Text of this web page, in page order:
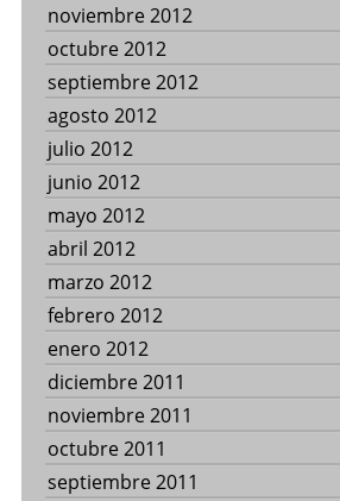
noviembre 2012
octubre 2012
septiembre 2012
agosto 2012
julio 2012
junio 2012
mayo 2012
abril 2012
marzo 2012
febrero 2012
enero 2012
diciembre 2011
noviembre 2011
octubre 2011
septiembre 2011